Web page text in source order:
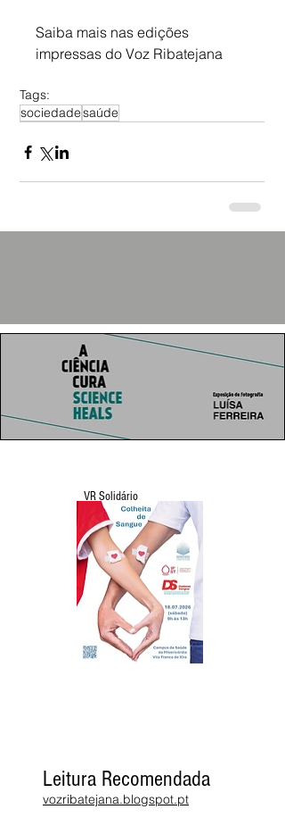
Saiba mais nas edições
impressas do Voz Ribatejana
Tags:
sociedadesaúde
VR Solidário
Leitura Recomendada
vozribatejana.blogspot.pt